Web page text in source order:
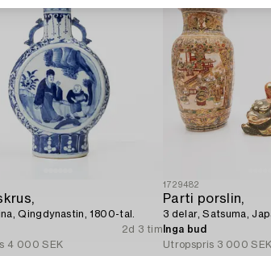
Qingdynastin, 1800-tal.
2d 3 tim
4 000 SEK
1729482
Parti porslin,
3 delar, Satsuma,
Inga bud
Utropspris 3 000 SEK